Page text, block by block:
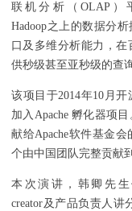
联机分析（OLAP）
Hadoop之上的数据分
口及多维分析能力，在
供秒级甚至亚秒级的查
该项目于2014年10月开
加入Apache 孵化器项
献给Apache软件基金
个由中国团队完整贡献
本次演讲，韩卿先生
creator及产品负责人讲